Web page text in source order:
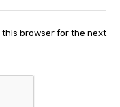
this browser for the next